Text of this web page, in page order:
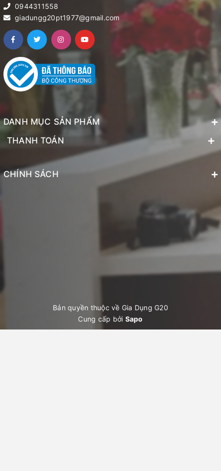
0944311558
giadungg20pt1977@gmail.com
DANH MỤC SẢN PHẨM
THANH TOÁN
CHÍNH SÁCH
Bản quyền thuộc về Gia Dụng G20
Cung cấp bởi Sapo